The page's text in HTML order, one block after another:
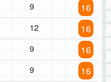
9 16
12 16
9 16
9 16